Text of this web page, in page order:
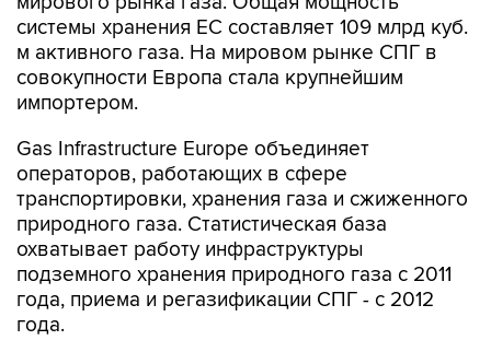
системы хранения ЕС составляет 109 млрд куб.
м активного газа. На мировом рынке СПГ в
совокупности Европа стала крупнейшим
импортером.
Gas Infrastructure Europe объединяет
операторов, работающих в сфере
транспортировки, хранения газа и сжиженного
природного газа. Статистическая база
охватывает работу инфраструктуры
подземного хранения природного газа с 2011
года, приема и регазификации СПГ - с 2012
года.